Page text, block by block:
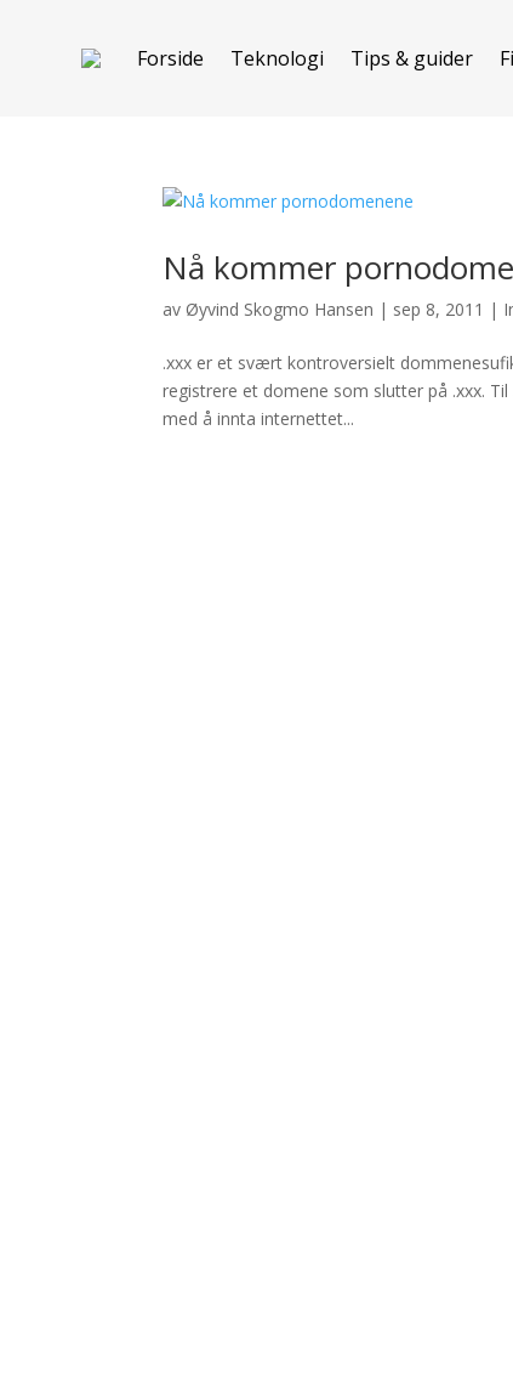
Forside Teknologi Tips & guider
Nå kommer
av Øyvind Skogmo Hansen | sep 8, 2011 |
.xxx er et svært kontroversielt
registrere et domene som slutter på .xxx.
med å innta internettet...